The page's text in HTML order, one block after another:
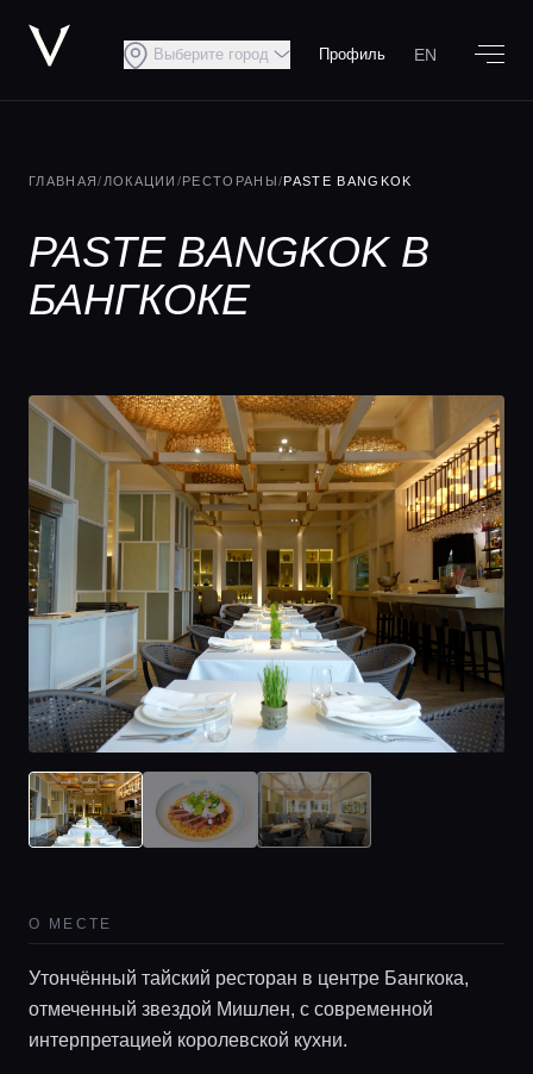
Выберите город Профиль EN
ГЛАВНАЯ/ ЛОКАЦИИ /РЕСТОРАНЫ/PASTE BANGKOK
PASTE BANGKOK В
БАНГКОКЕ
О МЕСТЕ
Утончённый тайский ресторан в центре Бангкока,
отмеченный звездой Мишлен, с современной
интерпретацией королевской кухни.